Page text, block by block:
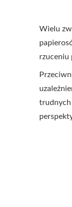
Wielu
rzuceniu
trudnych